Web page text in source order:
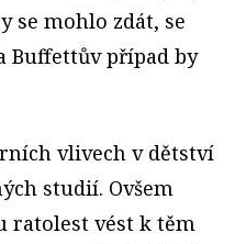
se mohlo zdát, se
Buffettův případ by
vlivech v dětství
studií. Ovšem
ratolest vést k těm